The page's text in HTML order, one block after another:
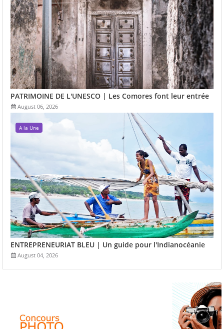
PATRIMOINE DE L'UNESCO | Les Comores font leur entrée
August 06, 2026
A la Une
ENTREPRENEURIAT BLEU | Un guide pour l'Indianocéanie
August 04, 2026